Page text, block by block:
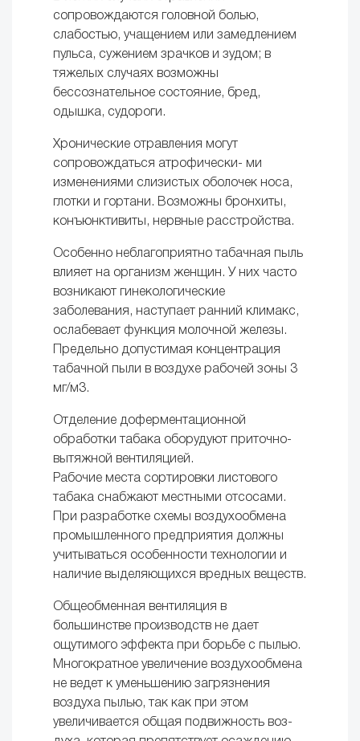
сопровождаются головной бо­лью,
слабостью, учащением или замедлением
пульса, сужением зрачков и зудом; в
тяжелых случаях возможны
бессознательное состояние, бред,
одышка, судороги.
Хронические отравления могут
сопровождаться атрофически- ми
изменениями слизистых оболочек носа,
глотки и гортани. Воз­можны бронхиты,
конъюнктивиты, нервные расстройства.
Особенно неблагоприятно табачная пыль
влияет на организм женщин. У них часто
возникают гинекологические
заболевания, наступает ранний климакс,
ослабевает функция молочной желе­зы.
Предельно допустимая концентрация
табачной пыли в возду­хе рабочей зоны 3
мг/м3.
Отделение доферментационной
обработки табака оборудуют приточно-
вытяжной вентиляцией.
Рабочие места сортировки листового
табака снабжают местными отсосами.
При разработке схемы воздухообмена
промышленного пред­приятия должны
учитываться особенности технологии и
наличие выделяющихся вредных веществ.
Общеобменная вентиляция в
большинстве производств не дает
ощутимого эффекта при борьбе с пылью.
Многократное увеличе­ние воздухообмена
не ведет к уменьшению загрязнения
воздуха пылью, так как при этом
увеличивается общая подвижность воз­